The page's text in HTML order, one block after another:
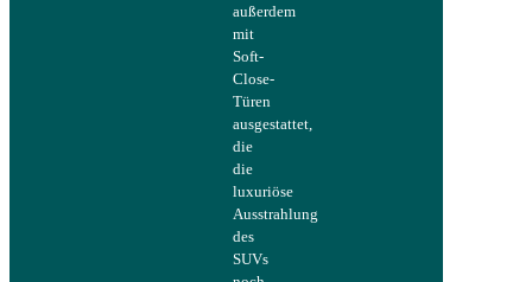
außerdem
mit
Soft-
Close-
Türen
ausgestattet,
die
die
luxuriöse
Ausstrahlung
des
SUVs